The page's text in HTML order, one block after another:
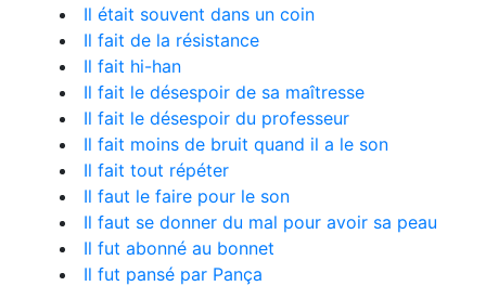
Il était souvent dans un coin
Il fait de la résistance
Il fait hi-han
Il fait le désespoir de sa maîtresse
Il fait le désespoir du professeur
Il fait moins de bruit quand il a le son
Il fait tout répéter
Il faut le faire pour le son
Il faut se donner du mal pour avoir sa peau
Il fut abonné au bonnet
Il fut pansé par Pança